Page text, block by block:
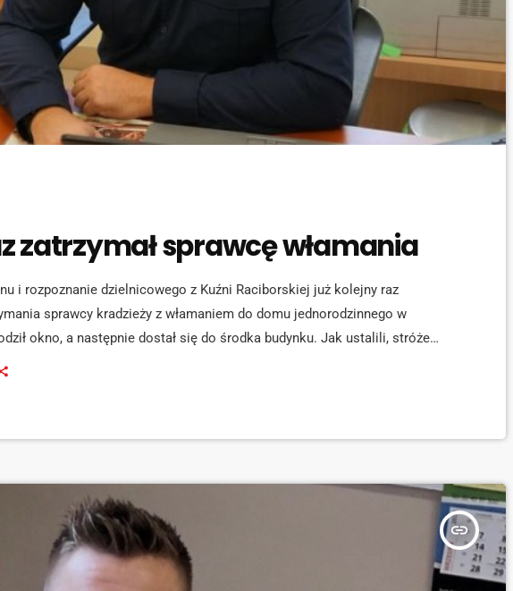
zatrzymał sprawcę włamania
i rozpoznanie dzielnicowego z Kuźni Raciborskiej już kolejny raz
sprawcy kradzieży z włamaniem do domu jednorodzinnego w
okno, a następnie dostał się do środka budynku. Jak ustalili, stróże
sprzęt RTV oraz sprzęt gospodarstwa domowego. Straty, jakie
insert_link